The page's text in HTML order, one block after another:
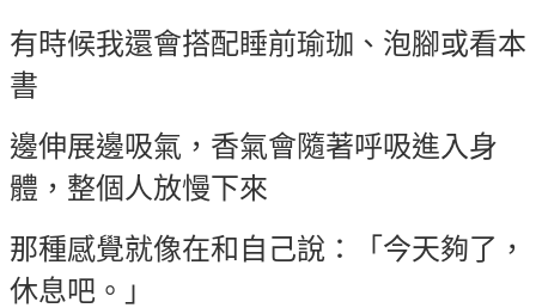
有時候我還會搭配睡前瑜珈、泡腳或看本
書
邊伸展邊吸氣，香氣會隨著呼吸進入身
體，整個人放慢下來
那種感覺就像在和自己說：「今天夠了，
休息吧。」